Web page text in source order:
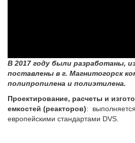
В 2017 году были разработаны,
поставлены в г. Магнитогорск
полипропилена и полиэтилена.
Проектирование, расчеты и
емкостей (реакторов):
европейскими стандартами DVS.